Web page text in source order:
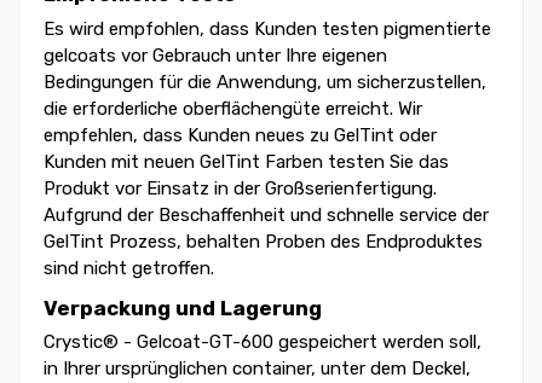
Es wird empfohlen, dass Kunden testen pigmentierte
gelcoats vor Gebrauch unter Ihre eigenen
Bedingungen für die Anwendung, um sicherzustellen,
die erforderliche oberflächengüte erreicht. Wir
empfehlen, dass Kunden neues zu GelTint oder
Kunden mit neuen GelTint Farben testen Sie das
Produkt vor Einsatz in der Großserienfertigung.
Aufgrund der Beschaffenheit und schnelle service der
GelTint Prozess, behalten Proben des Endproduktes
sind nicht getroffen.
Verpackung und Lagerung
Crystic® - Gelcoat-GT-600 gespeichert werden soll,
in Ihrer ursprünglichen container, unter dem Deckel,